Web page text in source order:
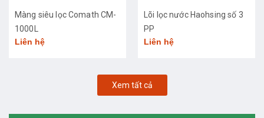
Màng siêu lọc Comath CM-
1000L
Liên hệ
Lõi lọc nước Haohsing số 3
PP
Liên hệ
Xem tất cả